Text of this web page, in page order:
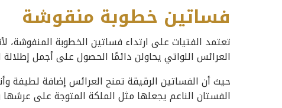
فساتين خطوبة منقوشة
تعتمد الفتيات على ارتداء فساتين الخطوبة المنفوشة،
العرائس اللواتي يحاولن دائمًا الحصول على أجمل
حيث أن الفساتين الرقيقة تمنح العرائس إضافة لطيفة
الفستان الناعم يجعلها مثل الملكة المتوجة على